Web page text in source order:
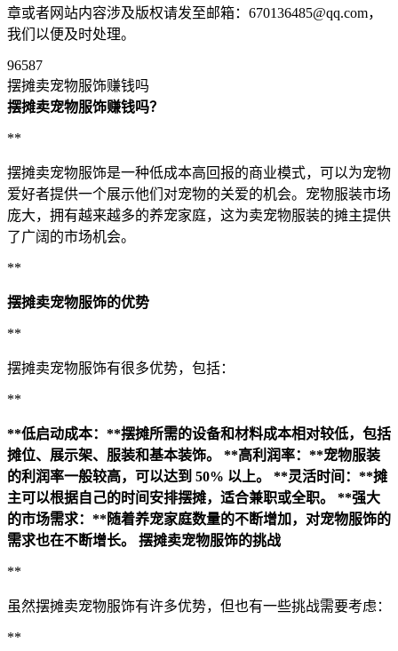
章或者网站内容涉及版权请发至邮箱：670136485@qq.com，
我们以便及时处理。
96587
摆摊卖宠物服饰赚钱吗
摆摊卖宠物服饰赚钱吗？
**
摆摊卖宠物服饰是一种低成本高回报的商业模式，可以为宠物
爱好者提供一个展示他们对宠物的关爱的机会。宠物服装市场
庞大，拥有越来越多的养宠家庭，这为卖宠物服装的摊主提供
了广阔的市场机会。
**
摆摊卖宠物服饰的优势
**
摆摊卖宠物服饰有很多优势，包括：
**
**低启动成本：**摆摊所需的设备和材料成本相对较低，包括
摊位、展示架、服装和基本装饰。
**高利润率：**宠物服装
的利润率一般较高，可以达到 50% 以上。
**灵活时间：**摊
主可以根据自己的时间安排摆摊，适合兼职或全职。
**强大
的市场需求：**随着养宠家庭数量的不断增加，对宠物服饰的
需求也在不断增长。
摆摊卖宠物服饰的挑战
**
虽然摆摊卖宠物服饰有许多优势，但也有一些挑战需要考虑：
**